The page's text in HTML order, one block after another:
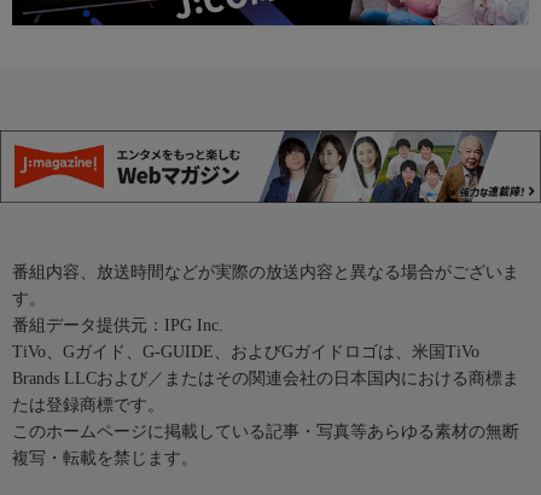
番組内容、放送時間などが実際の放送内容と異なる場合がございま
す。
番組データ提供元：IPG Inc.
TiVo、Gガイド、G-GUIDE、およびGガイドロゴは、米国TiVo
Brands LLCおよび／またはその関連会社の日本国内における商標ま
たは登録商標です。
このホームページに掲載している記事・写真等あらゆる素材の無断
複写・転載を禁じます。